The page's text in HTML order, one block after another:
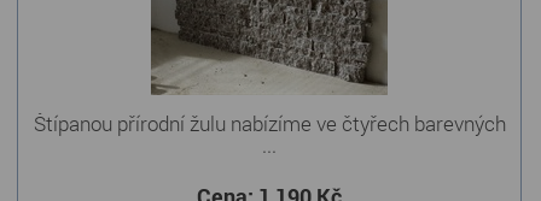
Štípanou přírodní žulu nabízíme ve čtyřech barevných
...